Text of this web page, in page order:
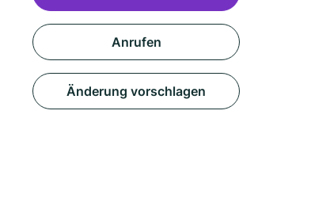
Anrufen
Änderung vorschlagen